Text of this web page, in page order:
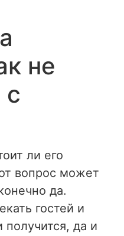
не
ли его
вопрос может
да.
гостей и
получится, да и